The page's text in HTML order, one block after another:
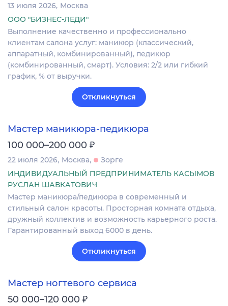
13 июля 2026 Москва
ООО "БИЗНЕС-ЛЕДИ"
Выполнение качественно и профессионально
клиентам салона услуг: маникюр (классический,
аппаратный, комбинированный), педикюр
(комбинированный, смарт). Условия: 2/2 или гибкий
график, % от выручки.
Откликнуться
Мастер маникюра-педикюра
100 000–200 000 ₽
22 июля 2026 Москва
Зорге
ИНДИВИДУАЛЬНЫЙ ПРЕДПРИНИМАТЕЛЬ КАСЫМОВ
РУСЛАН ШАВКАТОВИЧ
Мастер маникюра/педикюра в современный и
стильный салон красоты. Просторная комната отдыха,
дружный коллектив и возможность карьерного роста.
Гарантированный выход 6000 в день.
Откликнуться
Мастер ногтевого сервиса
50 000–120 000 ₽